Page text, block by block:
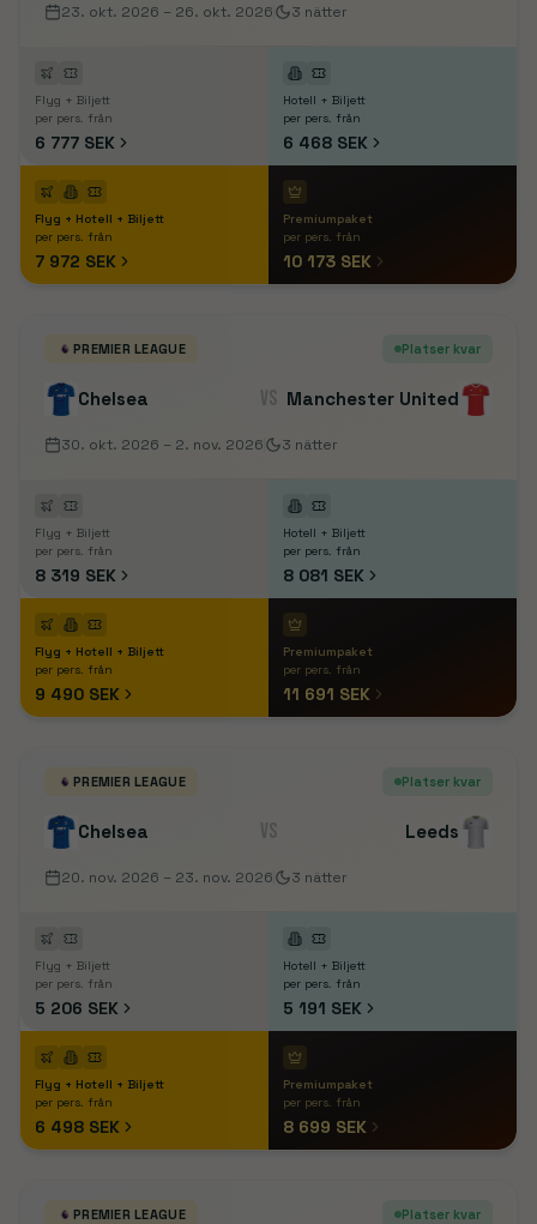
23. okt. 2026 – 26. okt. 2026 3 nätter
Flyg + Biljett
per pers. från
6 777 SEK
Hotell + Biljett
per pers. från
6 468 SEK
Flyg + Hotell + Biljett
per pers. från
7 972 SEK
Premiumpaket
per pers. från
10 173 SEK
PREMIER LEAGUE Platser kvar
Chelsea VS Manchester United
30. okt. 2026 – 2. nov. 2026 3 nätter
Flyg + Biljett
per pers. från
8 319 SEK
Hotell + Biljett
per pers. från
8 081 SEK
Flyg + Hotell + Biljett
per pers. från
9 490 SEK
Premiumpaket
per pers. från
11 691 SEK
PREMIER LEAGUE Platser kvar
Chelsea VS Leeds
20. nov. 2026 – 23. nov. 2026 3 nätter
Flyg + Biljett
per pers. från
5 206 SEK
Hotell + Biljett
per pers. från
5 191 SEK
Flyg + Hotell + Biljett
per pers. från
6 498 SEK
Premiumpaket
per pers. från
8 699 SEK
PREMIER LEAGUE Platser kvar